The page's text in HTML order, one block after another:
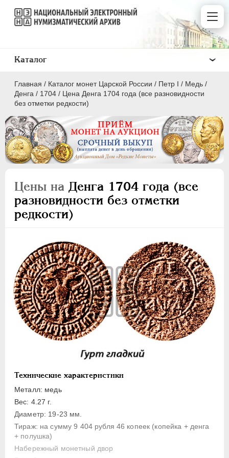
Главная / Каталог монет Царской России / Пeтр I / Медь /
Денга / 1704 / Цена Денга 1704 года (все разновидности
без отметки редкости)
Цены на Денга 1704 года (все
разновидности без отметки
редкости)
Технические характеристики
Металл: медь
Вес: 4.27 г.
Диаметр: 19-23 мм.
Тираж: на сумму 9 404 рубля 46 копеек (копейка + денга
+ полушка)
Набережный монетный двор
Каталог
ПEТР I 1699 - 1725
Серебро
Медь
5 копеек
Полушка
Полполушки
Пробные
Для Речи Посполитой
Монетовидные жетоны
ЕКАТЕРИНА I 1725-1727
1727-1729
АННА ИОАННОВНА 1730-1740
ИОАНН АНТОНОВИЧ
ЕЛИЗАВЕТА
ПЕТР III 1762-1762
ЕКАТЕРИНА II 1762-1796
ПАВЕЛ I
1796-1801